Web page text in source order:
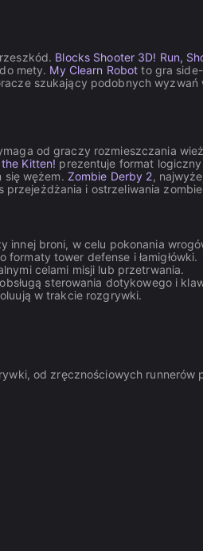
Blocks Shooter 3D! Run,
mety. My Clearn Robot to gra
szukający podobnych
od graczy rozmieszczania
Kitten! prezentuje format
się wężem. Zombie Derby 2,
i ostrzeliwania
broni, w celu pokonania
tower defense i łamigłówki.
celami misji lub przetrwania.
sterowania dotykowego i
w trakcie rozgrywki.
od zręcznościowych runnerów